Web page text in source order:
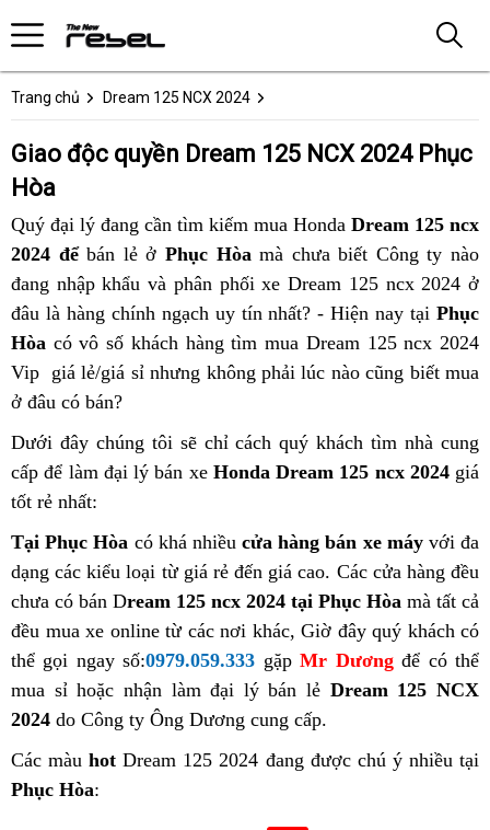
Trang chủ Dream 125 NCX 2024
Giao độc quyền Dream 125 NCX 2024 Phục
Hòa
Quý đại lý đang cần tìm kiếm mua Honda Dream 125 ncx
2024 đểbán lẻ ở Phục Hòamà chưa biết Công ty nào
đang nhập khẩu và phân phối xe Dream 125 ncx 2024 ở
đâu là hàng chính ngạch uy tín nhất? - Hiện nay tại Phục
Hòa có vô số khách hàng tìm mua Dream 125 ncx 2024
Vip giá lẻ/giá sỉ nhưng không phải lúc nào cũng biết mua
ở đâu có bán?
Dưới đây chúng tôi sẽ chỉ cách quý khách tìm nhà cung
cấp để làm đại lý bán xe Honda Dream 125 ncx 2024giá
tốt rẻ nhất:
Tại Phục Hòa có khá nhiềucửa hàng bán xe máyvới đa
dạng các kiểu loại từ giá rẻ đến giá cao. Các cửa hàng đều
chưa có bán Dream 125 ncx 2024 tại Phục Hòa mà tất cả
đều mua xe online từ các nơi khác, Giờ đây quý khách có
thể gọi ngay số:0979.059.333 gặpMr Dươngđể có thể
mua sỉ hoặc nhận làm đại lý bán lẻ Dream 125 NCX
2024 do Công ty Ông Dương cung cấp.
Các màuhot Dream 125 2024 đang được chú ý nhiều tại
Phục Hòa: